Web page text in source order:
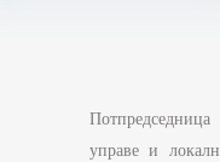
управе и